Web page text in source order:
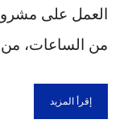
العمل على
من الساعات،
إقرأ المزيد